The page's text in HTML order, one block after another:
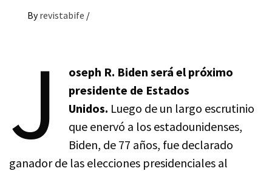
By revistabife /
J
oseph R. Biden será el próximo
presidente de Estados
Unidos. Luego de un largo escrutinio
que enervó a los estadounidenses,
Biden, de 77 años, fue declarado
ganador de las elecciones presidenciales al